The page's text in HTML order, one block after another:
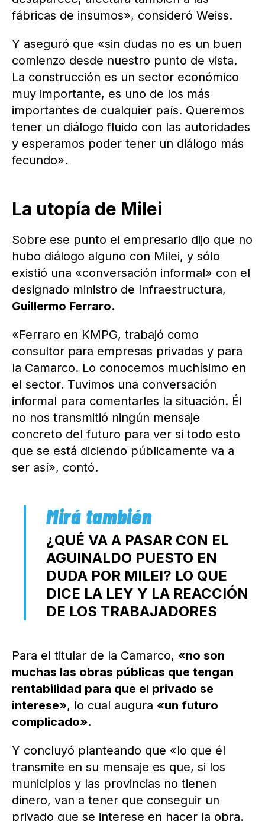
fábricas de insumos», consideró Weiss.
Y aseguró que «sin dudas no es un buen
comienzo desde nuestro punto de vista.
La construcción es un sector económico
muy importante, es uno de los más
importantes de cualquier país. Queremos
tener un diálogo fluido con las autoridades
y esperamos poder tener un diálogo más
fecundo».
La utopía de Milei
Sobre ese punto el empresario dijo que no
hubo diálogo alguno con Milei, y sólo
existió una «conversación informal» con el
designado ministro de Infraestructura,
Guillermo Ferraro.
«Ferraro en KMPG, trabajó como
consultor para empresas privadas y para
la Camarco. Lo conocemos muchísimo en
el sector. Tuvimos una conversación
informal para comentarles la situación. Él
no nos transmitió ningún mensaje
concreto del futuro para ver si todo esto
que se está diciendo públicamente va a
ser así», contó.
¿QUÉ VA A PASAR CON EL
AGUINALDO PUESTO EN
DUDA POR MILEI? LO QUE
DICE LA LEY Y LA REACCIÓN
DE LOS TRABAJADORES
Para el titular de la Camarco, «no son
muchas las obras públicas que tengan
rentabilidad para que el privado se
interese», lo cual augura «un futuro
complicado».
Y concluyó planteando que «lo que él
transmite en su mensaje es que, si los
municipios y las provincias no tienen
dinero, van a tener que conseguir un
privado que se interese en hacer la obra.